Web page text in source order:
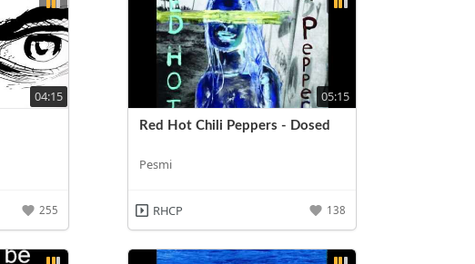
04:15
255
05:15
Red Hot Chili Peppers - Dosed
Pesmi
RHCP 138